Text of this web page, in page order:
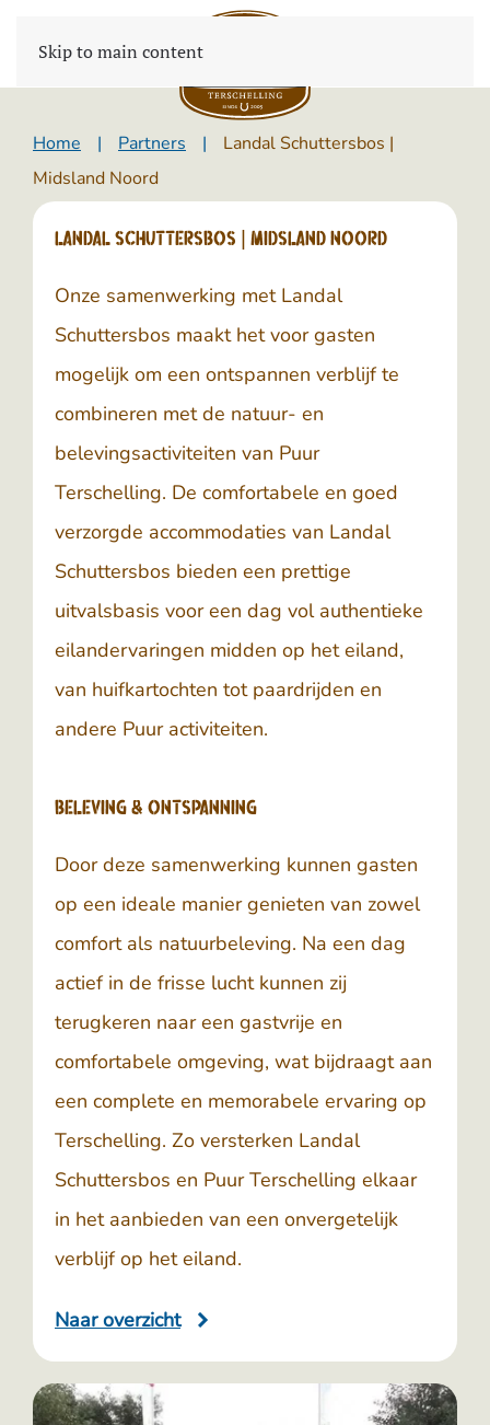
Skip to main content
Home Partners
Landal Schuttersbos |
Midsland Noord
Landal Schuttersbos | Midsland Noord
Onze samenwerking met Landal
Schuttersbos maakt het voor gasten
mogelijk om een ontspannen verblijf te
combineren met de natuur- en
belevingsactiviteiten van Puur
Terschelling. De comfortabele en goed
verzorgde accommodaties van Landal
Schuttersbos bieden een prettige
uitvalsbasis voor een dag vol authentieke
eilandervaringen midden op het eiland,
van huifkartochten tot paardrijden en
andere Puur activiteiten.
Beleving & Ontspanning
Door deze samenwerking kunnen gasten
op een ideale manier genieten van zowel
comfort als natuurbeleving. Na een dag
actief in de frisse lucht kunnen zij
terugkeren naar een gastvrije en
comfortabele omgeving, wat bijdraagt aan
een complete en memorabele ervaring op
Terschelling. Zo versterken Landal
Schuttersbos en Puur Terschelling elkaar
in het aanbieden van een onvergetelijk
verblijf op het eiland.
Naar overzicht